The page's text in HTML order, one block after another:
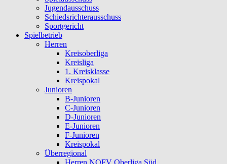
Jugendausschuss
Schiedsrichterausschuss
Sportgericht
Spielbetrieb
Herren
Kreisoberliga
Kreisliga
1. Kreisklasse
Kreispokal
Junioren
B-Junioren
C-Junioren
D-Junioren
E-Junioren
F-Junioren
Kreispokal
Überregional
Herren NOFV Oberliga Süd